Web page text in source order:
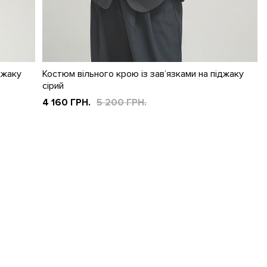
Костюм вільного крою із зав’язками на піджаку
сірий
4 160 ГРН. 5 200 ГРН.